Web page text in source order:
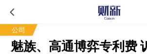
公司
魅族、高通博弈专利费